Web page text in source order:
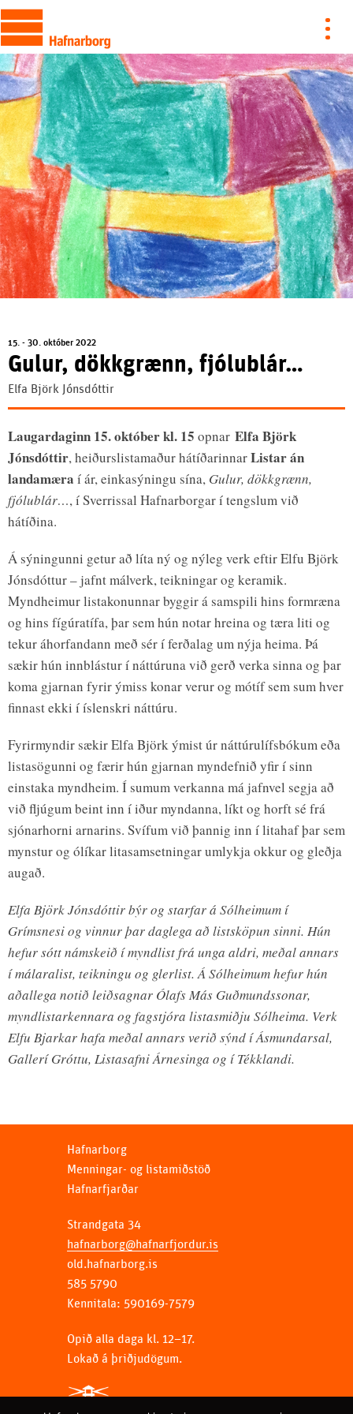
15. - 30. október 2022
Gulur, dökkgrænn, fjólublár…
Elfa Björk Jónsdóttir
Laugardaginn 15. október kl. 15 opnar Elfa Björk
Jónsdóttir, heiðurslistamaður hátíðarinnarListar án
landamæra í ár, einkasýningu sína, Gulur, dökkgrænn,
fjólublár…, í Sverrissal Hafnarborgar í tengslum við
hátíðina.
Á sýningunni getur að líta ný og nýleg verk eftir Elfu Björk
Jónsdóttur – jafnt málverk, teikningar og keramik.
Myndheimur listakonunnar byggir á samspili hins formræna
og hins fígúratífa, þar sem hún notar hreina og tæra liti og
tekur áhorfandann með sér í ferðalag um nýja heima. Þá
sækir hún innblástur í náttúruna við gerð verka sinna og þar
koma gjarnan fyrir ýmiss konar verur og mótíf sem sum hver
finnast ekki í íslenskri náttúru.
Fyrirmyndir sækir Elfa Björk ýmist úr náttúrulífsbókum eða
listasögunni og færir hún gjarnan myndefnið yfir í sinn
einstaka myndheim. Í sumum verkanna má jafnvel segja að
við fljúgum beint inn í iður myndanna, líkt og horft sé frá
sjónarhorni arnarins. Svífum við þannig inn í litahaf þar sem
mynstur og ólíkar litasamsetningar umlykja okkur og gleðja
augað.
Elfa Björk Jónsdóttir býr og starfar á Sólheimum í
Grímsnesi og vinnur þar daglega að listsköpun sinni. Hún
hefur sótt námskeið í myndlist frá unga aldri, meðal annars
í málaralist, teikningu og glerlist. Á Sólheimum hefur hún
aðallega notið leiðsagnar Ólafs Más Guðmundssonar,
myndlistarkennara og fagstjóra listasmiðju Sólheima. Verk
Elfu Bjarkar hafa meðal annars verið sýnd í Ásmundarsal,
Gallerí Gróttu, Listasafni Árnesinga og í Tékklandi.
Hafnarborg
Menningar- og listamiðstöð
Hafnarfjarðar
Strandgata 34
hafnarborg@hafnarfjordur.is
old.hafnarborg.is
585 5790
Kennitala: 590169-7579
Opið alla daga kl. 12–17.
Lokað á þriðjudögum.